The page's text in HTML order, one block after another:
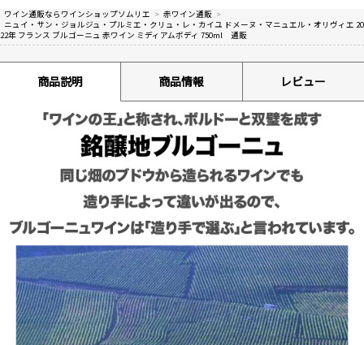
ワイン通販ならワインショップソムリエ > 赤ワイン通販 >
ニュイ・サン・ジョルジュ・プルミエ・クリュ・レ・カイユ ドメーヌ・マニュエル・オリヴィエ 20
22年 フランス ブルゴーニュ 赤ワイン ミディアムボディ 750ml 通販
商品説明 商品情報 レビュー